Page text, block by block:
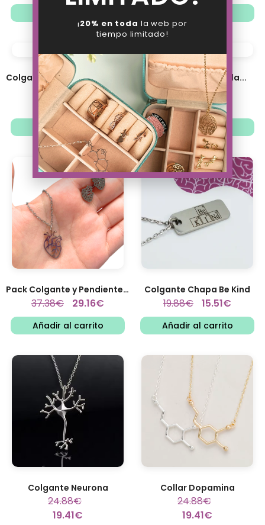
24.88€
19.41€
Ver opciones
Colgante Fases de la...
24.88€
19.41€
Ver opciones
Pack Colgante y Pendientes...
37.38€ 29.16€
Añadir al carrito
Colgante Chapa Be Kind
19.88€ 15.51€
Añadir al carrito
Colgante Neurona
24.88€
19.41€
Collar Dopamina
24.88€
19.41€
¡20% en toda la web por
tiempo limitado!